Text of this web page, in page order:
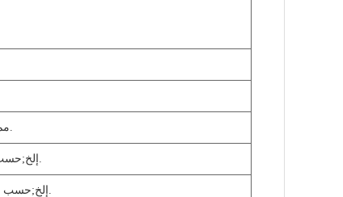
حسب الرسومات&نبسب;
حسب الرسومات&نبسب;